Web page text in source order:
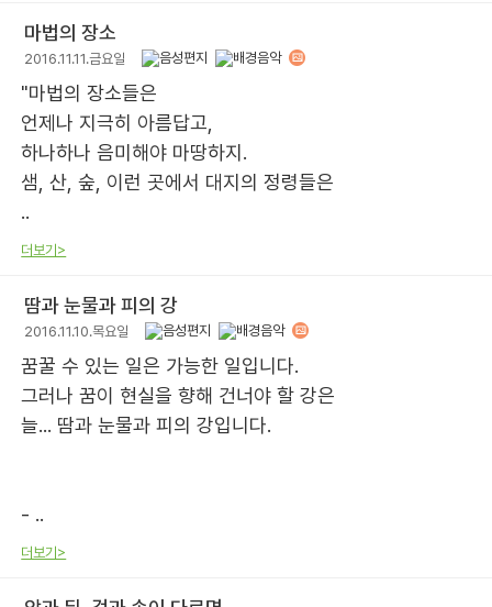
마법의 장소
2016.11.11.금요일
"마법의 장소들은
언제나 지극히 아름답고,
하나하나 음미해야 마땅하지.
샘, 산, 숲, 이런 곳에서 대지의 정령들은
..
더보기>
땀과 눈물과 피의 강
2016.11.10.목요일
꿈꿀 수 있는 일은 가능한 일입니다.
그러나 꿈이 현실을 향해 건너야 할 강은
늘... 땀과 눈물과 피의 강입니다.
- ..
더보기>